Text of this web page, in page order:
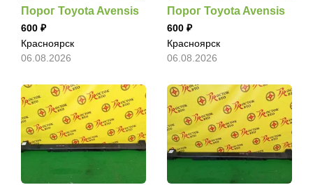
Порог Toyota Avensis
600
Красноярск
06.08.2026
Порог Toyota Avensis
600
Красноярск
06.08.2026